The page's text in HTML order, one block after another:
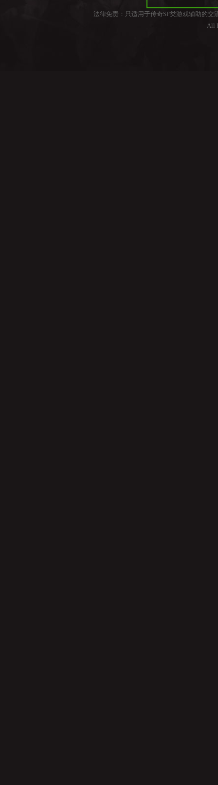
法律免责：只适用于传奇SF类游戏辅助的
All